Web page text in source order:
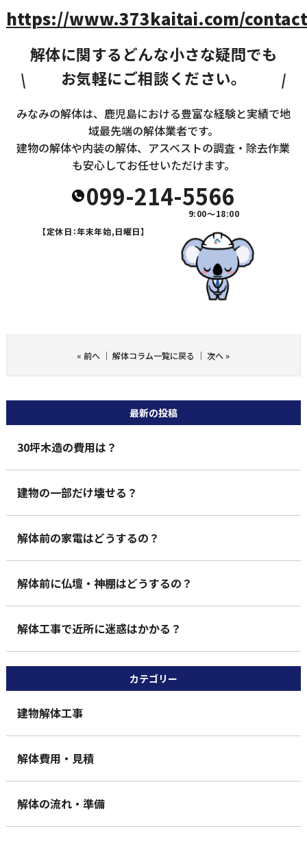
https://www.373kaitai.com/
解体に関するどんな小さな疑問でも
お気軽にご相談ください。
みなみの解体は、鹿児島における豊富な経験と実績で地
域最先端の解体業者です。
建物の解体や内装の解体、アスベストの調査・除去作業
も安心してお任せいただけます。
099-214-5566
9:00～18:00
【定休日：年末年始,日曜日】
« 前へ ｜解体コラム一覧に戻る ｜次へ»
最新の投稿
30坪木造の費用は？
建物の一部だけ壊せる？
解体前の家電はどうするの？
解体前に仏壇・神棚はどうするの？
解体工事で近所に迷惑はかかる？
カテゴリー
建物解体工事
解体費用・見積
解体の流れ・準備